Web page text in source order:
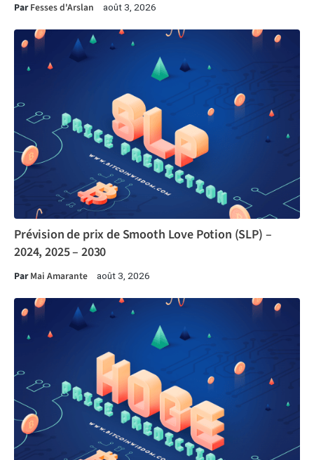
ParFesses d'Arslan août 3, 2026
Prévision de prix de Smooth Love Potion (SLP) –
2024, 2025 – 2030
ParMai Amarante août 3, 2026